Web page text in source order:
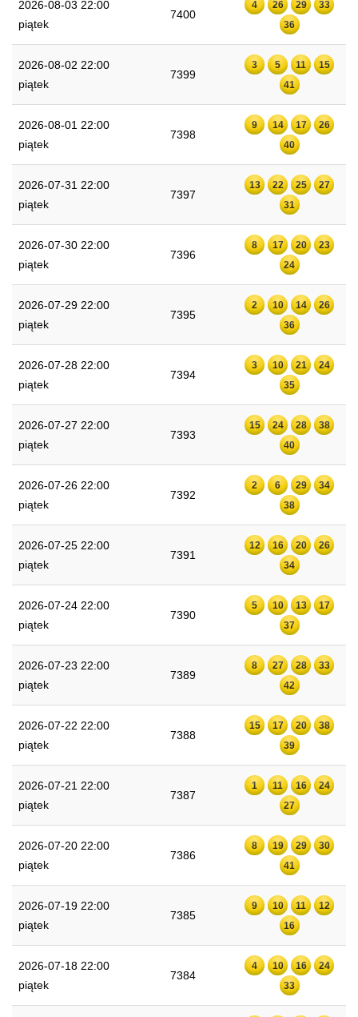
2026-08-03 22:00
piątek
7400
4 26 29
33
36
2026-08-02 22:00
piątek
7399
3 5 11
15
41
2026-08-01 22:00
piątek
7398
9 14 17
26
40
2026-07-31 22:00
piątek
7397
13 22 25
27
31
2026-07-30 22:00
piątek
7396
8 17 20
23
24
2026-07-29 22:00
piątek
7395
2 10 14
26
36
2026-07-28 22:00
piątek
7394
3 10 21
24
35
2026-07-27 22:00
piątek
7393
15 24 28
38
40
2026-07-26 22:00
piątek
7392
2 6 29
34
38
2026-07-25 22:00
piątek
7391
12 16 20
26
34
2026-07-24 22:00
piątek
7390
5 10 13
17
37
2026-07-23 22:00
piątek
7389
8 27 28
33
42
2026-07-22 22:00
piątek
7388
15 17 20
38
39
2026-07-21 22:00
piątek
7387
1 11 16
24
27
2026-07-20 22:00
piątek
7386
8 19 29
30
41
2026-07-19 22:00
piątek
7385
9 10 11
12
16
2026-07-18 22:00
piątek
7384
4 10 16
24
33